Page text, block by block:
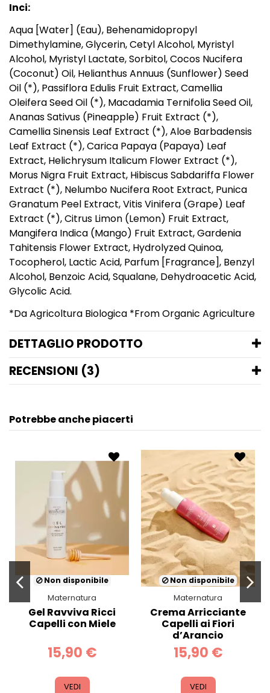
Inci:
Aqua [Water] (Eau), Behenamidopropyl
Dimethylamine, Glycerin, Cetyl Alcohol, Myristyl
Alcohol, Myristyl Lactate, Sorbitol, Cocos Nucifera
(Coconut) Oil, Helianthus Annuus (Sunflower) Seed
Oil (*), Passiflora Edulis Fruit Extract, Camellia
Oleifera Seed Oil (*), Macadamia Ternifolia Seed Oil,
Ananas Sativus (Pineapple) Fruit Extract (*),
Camellia Sinensis Leaf Extract (*), Aloe Barbadensis
Leaf Extract (*), Carica Papaya (Papaya) Leaf
Extract, Helichrysum Italicum Flower Extract (*),
Morus Nigra Fruit Extract, Hibiscus Sabdariffa Flower
Extract (*), Nelumbo Nucifera Root Extract, Punica
Granatum Peel Extract, Vitis Vinifera (Grape) Leaf
Extract (*), Citrus Limon (Lemon) Fruit Extract,
Mangifera Indica (Mango) Fruit Extract, Gardenia
Tahitensis Flower Extract, Hydrolyzed Quinoa,
Tocopherol, Lactic Acid, Parfum [Fragrance], Benzyl
Alcohol, Benzoic Acid, Squalane, Dehydroacetic Acid,
Glycolic Acid.
*Da Agricoltura Biologica *From Organic Agriculture
DETTAGLIO PRODOTTO
RECENSIONI (3)
Potrebbe anche piacerti
Non disponibile
Maternatura
Gel Ravviva Ricci
Capelli con Miele
15,90 €
VEDI
Non disponibile
Maternatura
Crema Arricciante
Capelli ai Fiori
d’Arancio
15,90 €
VEDI